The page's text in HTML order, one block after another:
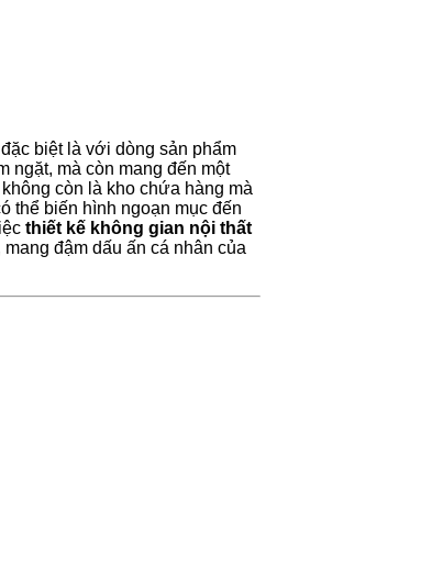
biệt là với dòng sản phẩm
ngặt, mà còn mang đến một
còn là kho chứa hàng mà
thể biến hình ngoạn mục đến
thiết kế không gian nội thất
đậm dấu ấn cá nhân của